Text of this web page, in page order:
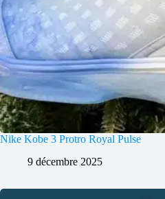
Nike Kobe 3 Protro Royal Pulse
9 décembre 2025